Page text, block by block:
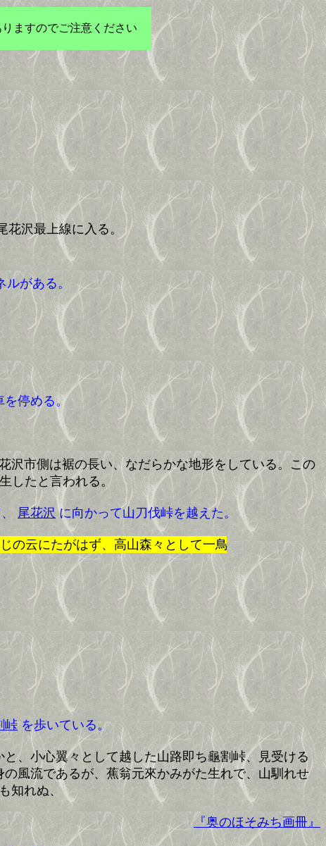
ますのでご注意ください
沢最上線に入る。
ルがある。
を停める。
市側は裾の長い、なだらかな地形をしている。この
したと言われる。
尾花沢に向かって山刀伐峠を越えた。
たがはず、高山森々として一鳥声きかず、木の下闇茂
峠を歩いている。
、小心翼々として越した山路即ち龜割峠、見受ける
風流であるが、蕉翁元來かみがた生れで、山馴れせ
知れぬ、
『奥のほそみち画冊』